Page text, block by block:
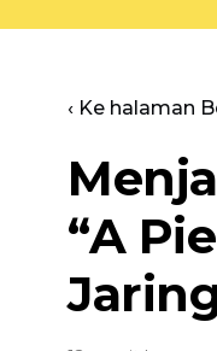
‹ Ke halaman
“A